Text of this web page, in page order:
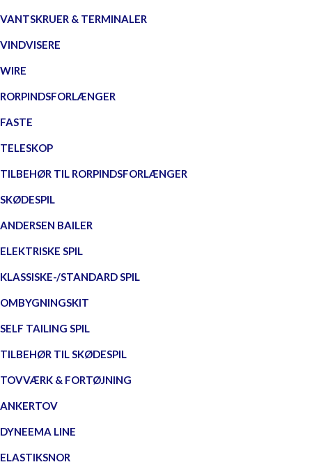
VANTSKRUER & TERMINALER
VINDVISERE
WIRE
RORPINDSFORLÆNGER
FASTE
TELESKOP
TILBEHØR TIL RORPINDSFORLÆNGER
SKØDESPIL
ANDERSEN BAILER
ELEKTRISKE SPIL
KLASSISKE-/STANDARD SPIL
OMBYGNINGSKIT
SELF TAILING SPIL
TILBEHØR TIL SKØDESPIL
TOVVÆRK & FORTØJNING
ANKERTOV
DYNEEMA LINE
ELASTIKSNOR